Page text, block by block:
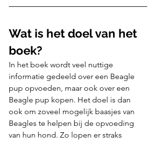
Wat is het doel van het
boek?
In het boek wordt veel nuttige
informatie gedeeld over een Beagle
pup opvoeden, maar ook over een
Beagle pup kopen. Het doel is dan
ook om zoveel mogelijk baasjes van
Beagles te helpen bij de opvoeding
van hun hond. Zo lopen er straks